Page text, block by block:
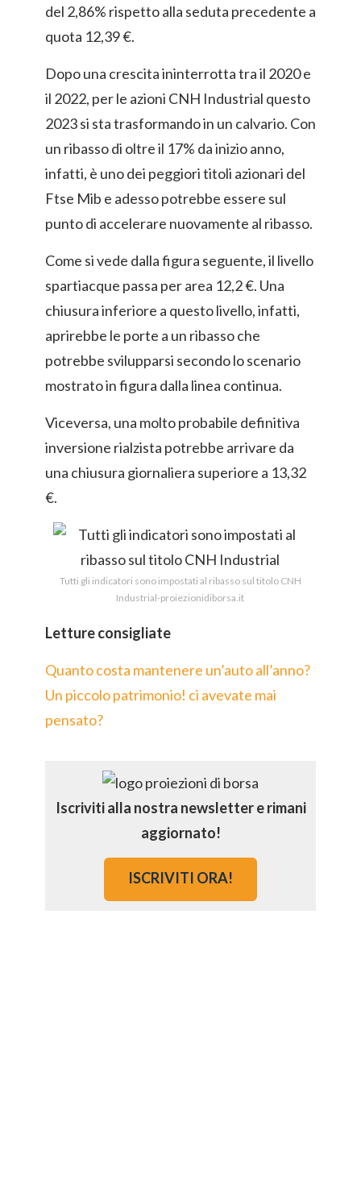
del 2,86% rispetto alla seduta precedente a
quota 12,39 €.
Dopo una crescita ininterrotta tra il 2020 e
il 2022, per le azioni CNH Industrial questo
2023 si sta trasformando in un calvario. Con
un ribasso di oltre il 17% da inizio anno,
infatti, è uno dei peggiori titoli azionari del
Ftse Mib e adesso potrebbe essere sul
punto di accelerare nuovamente al ribasso.
Come si vede dalla figura seguente, il livello
spartiacque passa per area 12,2 €. Una
chiusura inferiore a questo livello, infatti,
aprirebbe le porte a un ribasso che
potrebbe svilupparsi secondo lo scenario
mostrato in figura dalla linea continua.
Viceversa, una molto probabile definitiva
inversione rialzista potrebbe arrivare da
una chiusura giornaliera superiore a 13,32
€.
Tutti gli indicatori sono impostati al ribasso sul titolo CNH
Industrial-proiezionidiborsa.it
Letture consigliate
Quanto costa mantenere un’auto all’anno?
Un piccolo patrimonio! ci avevate mai
pensato?
Iscriviti alla nostra newsletter e rimani
aggiornato!
ISCRIVITI ORA!